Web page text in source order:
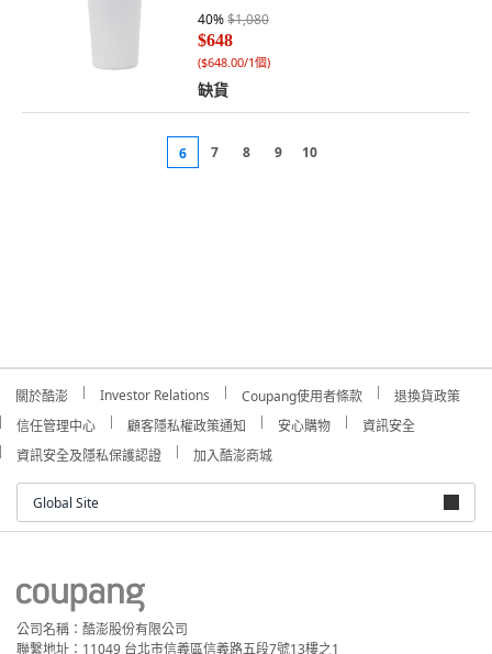
40%$1,080
$648
($648.00/1個)
缺貨
6 7 8 9 10
關於酷澎 Investor Relations Coupang使用者條款
退換貨政策
信任管理中心
顧客隱私權政策通知 安心購物
資訊安全
資訊安全及隱私保護認證
加入酷澎商城
Global Site
公司名稱：酷澎股份有限公司
聯繫地址：11049 台北市信義區信義路五段7號13樓之1